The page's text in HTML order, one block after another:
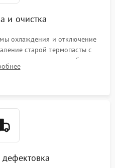
и очистка
охлаждения и отключение
старой термопасты с
и термопрокладок с банок
платы от пыли и окислов.
дефектовка